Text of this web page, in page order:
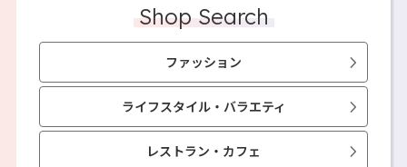
Shop Search
ファッション
ライフスタイル・バラエティ
レストラン・カフェ